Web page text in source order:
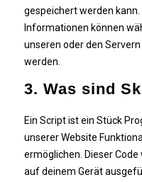
gespeichert werden
Informationen können
unseren oder den
werden.
3. Was sind
Ein Script ist ein Stück
unserer Website
ermöglichen. Dieser
auf deinem Gerät